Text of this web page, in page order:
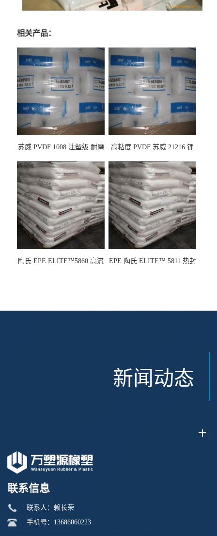
相关产品：
苏威 PVDF 1008 注塑级 耐磨
龙
高粘度 PVDF 苏威 21216 锂
陶氏 EPE ELITE™5860 高流
EPE 陶氏 ELITE™ 5811 热封
新闻动态
联系信息
联系人：赖长荣
手机号：13686060223